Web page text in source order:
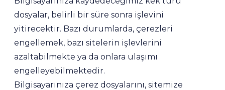
dosyalar, belirli bir süre sonra işlevini
yitirecektir. Bazı durumlarda, çerezleri
engellemek, bazı sitelerin işlevlerini
azaltabilmekte ya da onlara ulaşımı
engelleyebilmektedir.
Bilgisayarınıza çerez dosyalarını, sitemize